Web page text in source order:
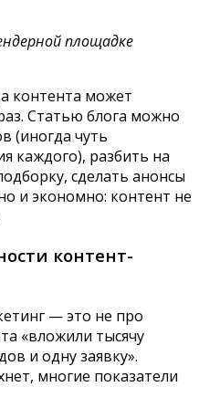
площадке
контента может
Статью блога можно
(иногда чуть
каждого), разбить на
сделать анонсы
и экономно: контент не
контент-
— это не про
«вложили тысячу
и одну заявку».
многие показатели